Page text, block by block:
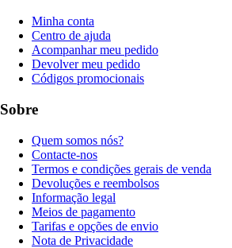
Minha conta
Centro de ajuda
Acompanhar meu pedido
Devolver meu pedido
Códigos promocionais
Sobre
Quem somos nós?
Contacte-nos
Termos e condições gerais de venda
Devoluções e reembolsos
Informação legal
Meios de pagamento
Tarifas e opções de envio
Nota de Privacidade